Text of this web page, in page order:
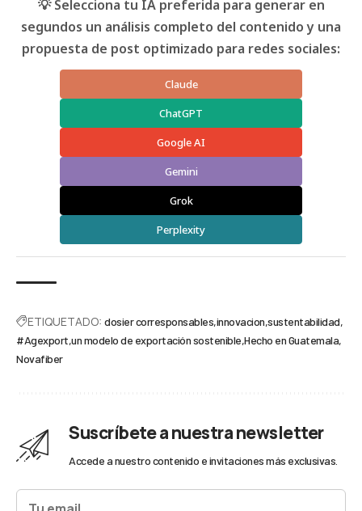
💡 Selecciona tu IA preferida para generar en
segundos un análisis completo del contenido y una
propuesta de post optimizado para redes sociales:
Claude
ChatGPT
Google AI
Gemini
Grok
Perplexity
ETIQUETADO: dosier corresponsables innovacion sustentabilidad
#Agexport un modelo de exportación sostenible Hecho en Guatemala
Novafiber
Suscríbete a nuestra newsletter
Accede a nuestro contenido e invitaciones más exclusivas.